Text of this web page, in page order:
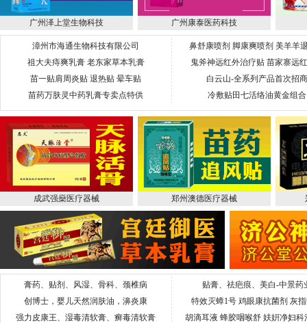
广州泽上堂生物科技 广州康泰医药科技
漳州市海通生物科技有限公司
祖大夫痔爽乳膏 老东家草本乳膏
苗一贴肩周炎贴 退热贴 晕车贴
苗药万肤灵中药乳膏专卖点特供
鼻舒康喷剂 脚康爽喷剂 美羊羊
鬼斧神远红外治疗贴 苗家寨远
白云山-全系列产品首次招
冷敷贴田七活络油黄金组合
成武强燊医疗器械 郑州澳德医疗器械
膏药、贴剂、风湿、骨科、颈椎病
创博士，婴儿天然润肤油，濞炎康
强力皮康王、湿毒清软膏、癣毒清软膏
贴膏、祛疤痕、美白-中景药
特效灭蟑1号 鸡眼康抗菌剂 灰
胡滴耳液 蜂胶咽喉舒 妋姸净妇科